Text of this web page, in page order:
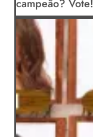
campeão? Vote!